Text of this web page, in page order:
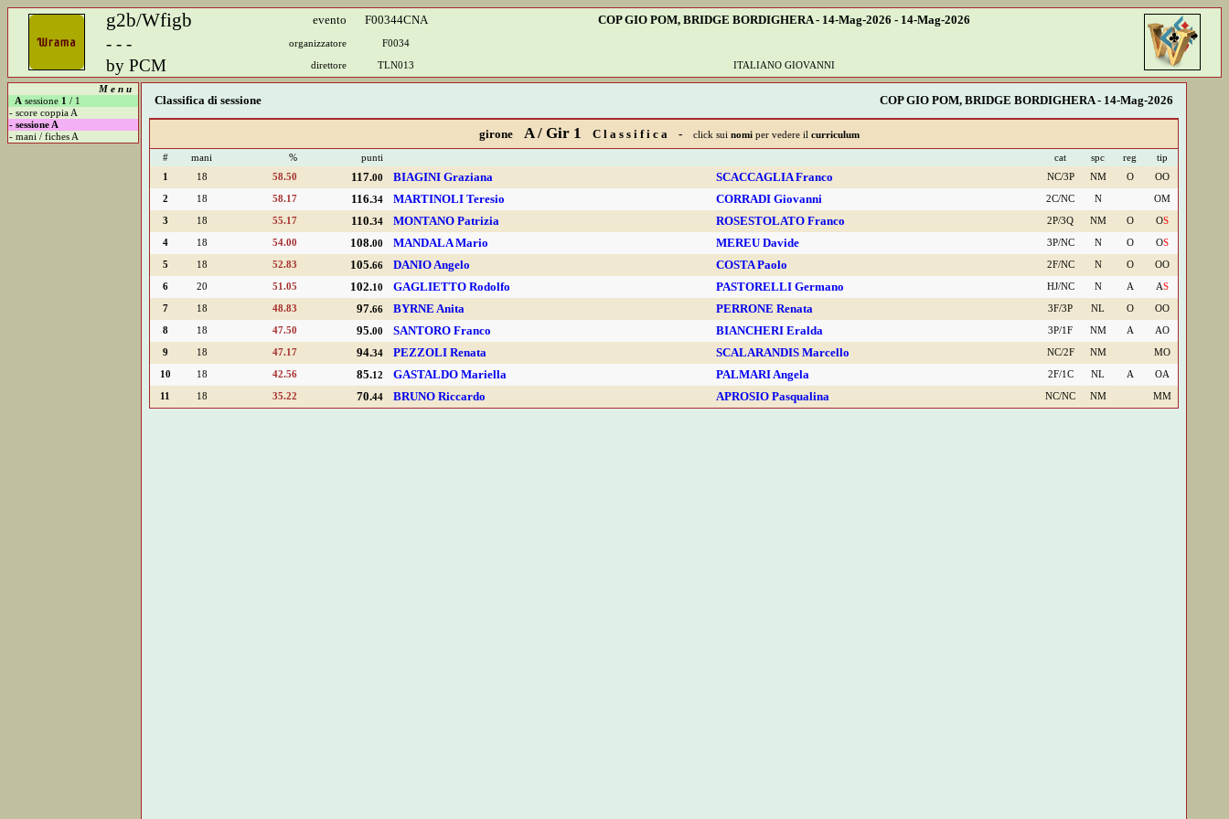
g2b/Wfigb evento F00344CNA COP GIO POM, BRIDGE BORDIGHERA - 14-Mag-2026 - 14-Mag-2026
- - - organizzatore F0034
by PCM direttore TLN013 ITALIANO GIOVANNI
M e n u
A sessione 1 / 1
- score coppia A
- sessione A
- mani / fiches A